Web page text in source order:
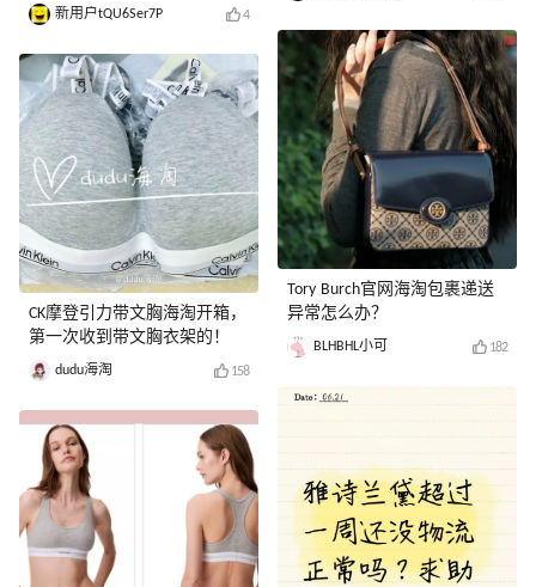
新用户tQU6Ser7P 4
CK摩登引力带文胸海淘开箱，
第一次收到带文胸衣架的！
dudu海淘 158
Tory Burch官网海淘包裹递送
异常怎么办？
BLHBHL小可 182